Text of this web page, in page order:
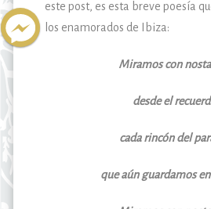
este post, es esta breve poesía
los enamorados de Ibiza:
Miramos con
desde el
cada rincón del
que aún guardamos